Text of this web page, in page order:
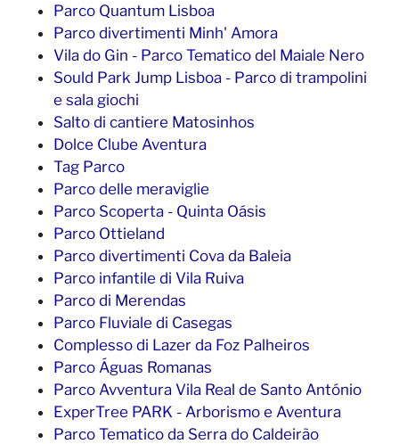
Parco Quantum Lisboa
Parco divertimenti Minh' Amora
Vila do Gin - Parco Tematico del Maiale Nero
Sould Park Jump Lisboa - Parco di trampolini
e sala giochi
Salto di cantiere Matosinhos
Dolce Clube Aventura
Tag Parco
Parco delle meraviglie
Parco Scoperta - Quinta Oásis
Parco Ottieland
Parco divertimenti Cova da Baleia
Parco infantile di Vila Ruiva
Parco di Merendas
Parco Fluviale di Casegas
Complesso di Lazer da Foz Palheiros
Parco Águas Romanas
Parco Avventura Vila Real de Santo António
ExperTree PARK - Arborismo e Aventura
Parco Tematico da Serra do Caldeirão